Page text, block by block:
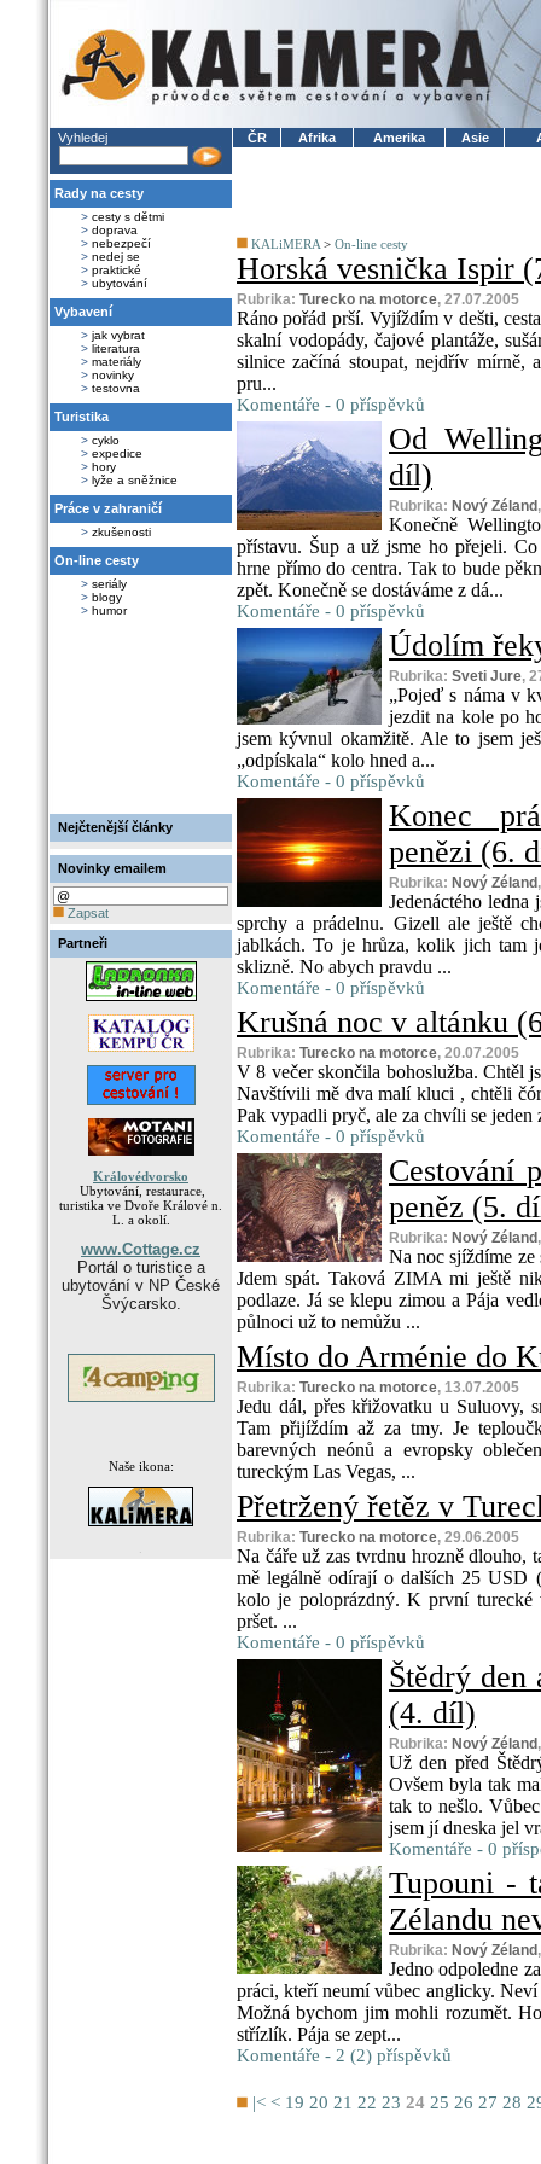
Vyhledej
Rady na cesty
> cesty s dětmi
> doprava
> nebezpečí
> nedej se
> praktické
> ubytování
Vybavení
> jak vybrat
> literatura
> materiály
> novinky
> testovna
Turistika
> cyklo
> expedice
> hory
> lyže a sněžnice
Práce v zahraničí
> zkušenosti
On-line cesty
> seriály
> blogy
> humor
Nejčtenější články
Novinky emailem
Zapsat
Partneři
Královédvorsko
Ubytování, restaurace,
turistika ve Dvoře Králové n.
L. a okolí.
www.Cottage.cz
Portál o turistice a
ubytování v NP České
Švýcarsko.
Naše ikona:
ČR Afrika Amerika Asie
KALiMERA > On-line cesty
Horská vesnička Ispir
Rubrika: Turecko na motorce, 27.07.2005
Ráno pořád prší. Vyjíždím v dešti,
skalní vodopády, čajové plantáže,
silnice začíná stoupat, nejdřív
pru...
Komentáře - 0 příspěvků
Od
díl)
Rubrika: Nový Zéland
Konečně
přístavu. Šup a už jsme ho přejeli.
hrne přímo do centra. Tak to bude
zpět. Konečně se dostáváme z dá...
Komentáře - 0 příspěvků
Údolím
Rubrika: Sveti Jure,
„Pojeď s náma v
jezdit na kole po
jsem kývnul okamžitě. Ale to jsem
„odpískala“ kolo hned a...
Komentáře - 0 příspěvků
Konec
penězi (6.
Rubrika: Nový Zéland
Jedenáctého
sprchy a prádelnu. Gizell ale ještě
jablkách. To je hrůza, kolik jich tam
sklizně. No abych pravdu ...
Komentáře - 0 příspěvků
Krušná noc v altánku
Rubrika: Turecko na motorce, 20.07.2005
V 8 večer skončila bohoslužba. Chtěl
Navštívili mě dva malí kluci , chtěli
Pak vypadli pryč, ale za chvíli se
Komentáře - 0 příspěvků
Cestování
peněz (5.
Rubrika: Nový Zéland
Na noc sjíždíme ze
Jdem spát. Taková ZIMA mi ještě
podlaze. Já se klepu zimou a Pája
půlnoci už to nemůžu ...
Místo do Arménie do
Rubrika: Turecko na motorce, 13.07.2005
Jedu dál, přes křižovatku u Suluovy,
Tam přijíždím až za tmy. Je
barevných neónů a evropsky
tureckým Las Vegas, ...
Přetržený řetěz v
Rubrika: Turecko na motorce, 29.06.2005
Na čáře už zas tvrdnu hrozně dlouho,
mě legálně odírají o dalších 25 USD
kolo je poloprázdný. K první turecké
pršet. ...
Komentáře - 0 příspěvků
Štědrý
(4. díl)
Rubrika: Nový Zéland
Už den před
Ovšem byla tak
tak to nešlo.
jsem jí dneska jel
Komentáře - 0
Tupouni -
Zélandu
Rubrika: Nový Zéland
Jedno odpoledne
práci, kteří neumí vůbec anglicky.
Možná bychom jim mohli rozumět.
střízlík. Pája se zept...
Komentáře - 2 (2) příspěvků
|< < 19 20 21 22 23 24 25 26 27 28